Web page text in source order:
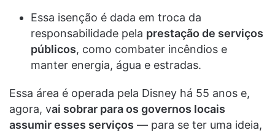
Essa isenção é dada em troca da
responsabilidade pela prestação de serviços
públicos, como combater incêndios e
manter energia, água e estradas.
Essa área é operada pela Disney há 55 anos e,
agora, vai sobrar para os governos locais
assumir esses serviços — para se ter uma ideia,